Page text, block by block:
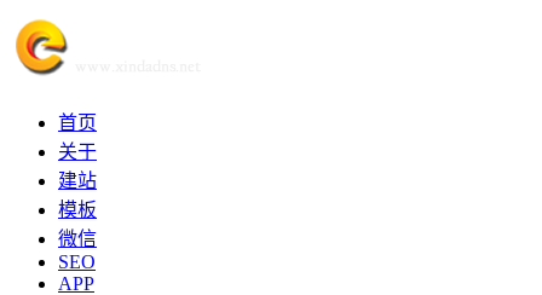
首页
关于
建站
模板
微信
SEO
APP